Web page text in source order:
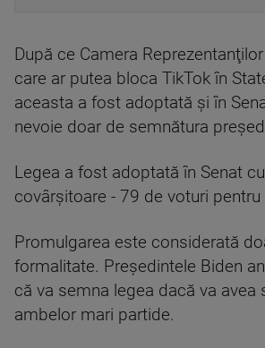
După ce Camera
care ar putea bloca TikTok în
aceasta a fost adoptată şi în
nevoie doar de semnătura
Legea a fost adoptată în Senat
covârşitoare - 79 de voturi
Promulgarea este considerată
formalitate. Preşedintele Biden
că va semna legea dacă va avea
ambelor mari partide.